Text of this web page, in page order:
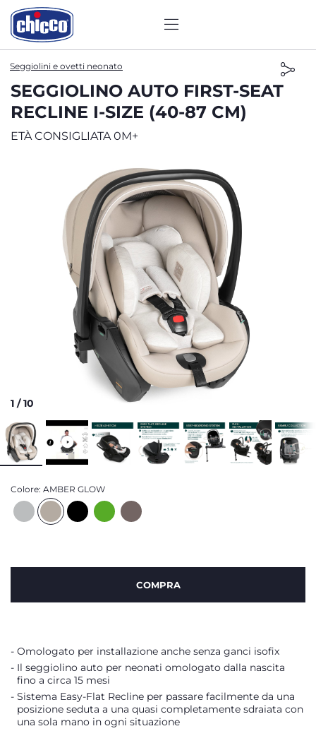
Seggiolini e ovetti neonato
SEGGIOLINO AUTO FIRST-SEAT
RECLINE I-SIZE (40-87 CM)
ETÀ CONSIGLIATA 0M+
1 /10
Colore: AMBER GLOW
COMPRA
Omologato per installazione anche senza ganci isofix
Il seggiolino auto per neonati omologato dalla nascita
fino a circa 15 mesi
Sistema Easy-Flat Recline per passare facilmente da una
posizione seduta a una quasi completamente sdraiata con
una sola mano in ogni situazione